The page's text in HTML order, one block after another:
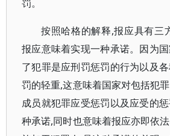
罚。
按照哈格的解释,报应具有三
报应意味着实现一种承诺。因为
了犯罪是应刑罚惩罚的行为以及
罚的轻重,这意味着国家对包括犯
成员就犯罪应受惩罚以及应受的
种承诺,同时也意味着报应亦即依